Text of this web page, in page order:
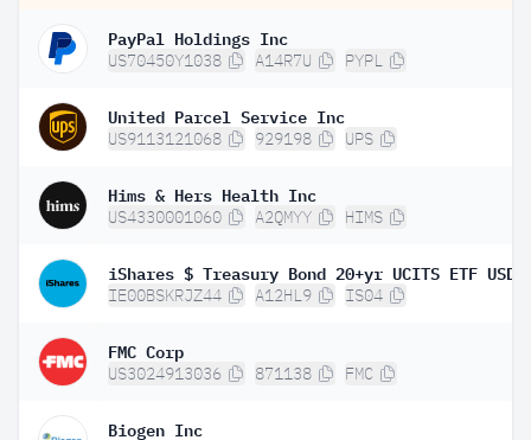
PayPal Holdings Inc
US70450Y1038 A14R7U PYPL
United Parcel Service Inc
US9113121068 929198 UPS
Hims & Hers Health Inc
US4330001060 A2QMYY HIMS
IE00BSKRJZ44 A12HL9 IS04
FMC Corp
US3024913036 871138 FMC
Biogen Inc